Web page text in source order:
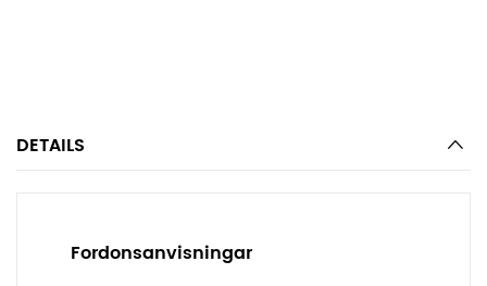
DETAILS
Fordonsanvisningar